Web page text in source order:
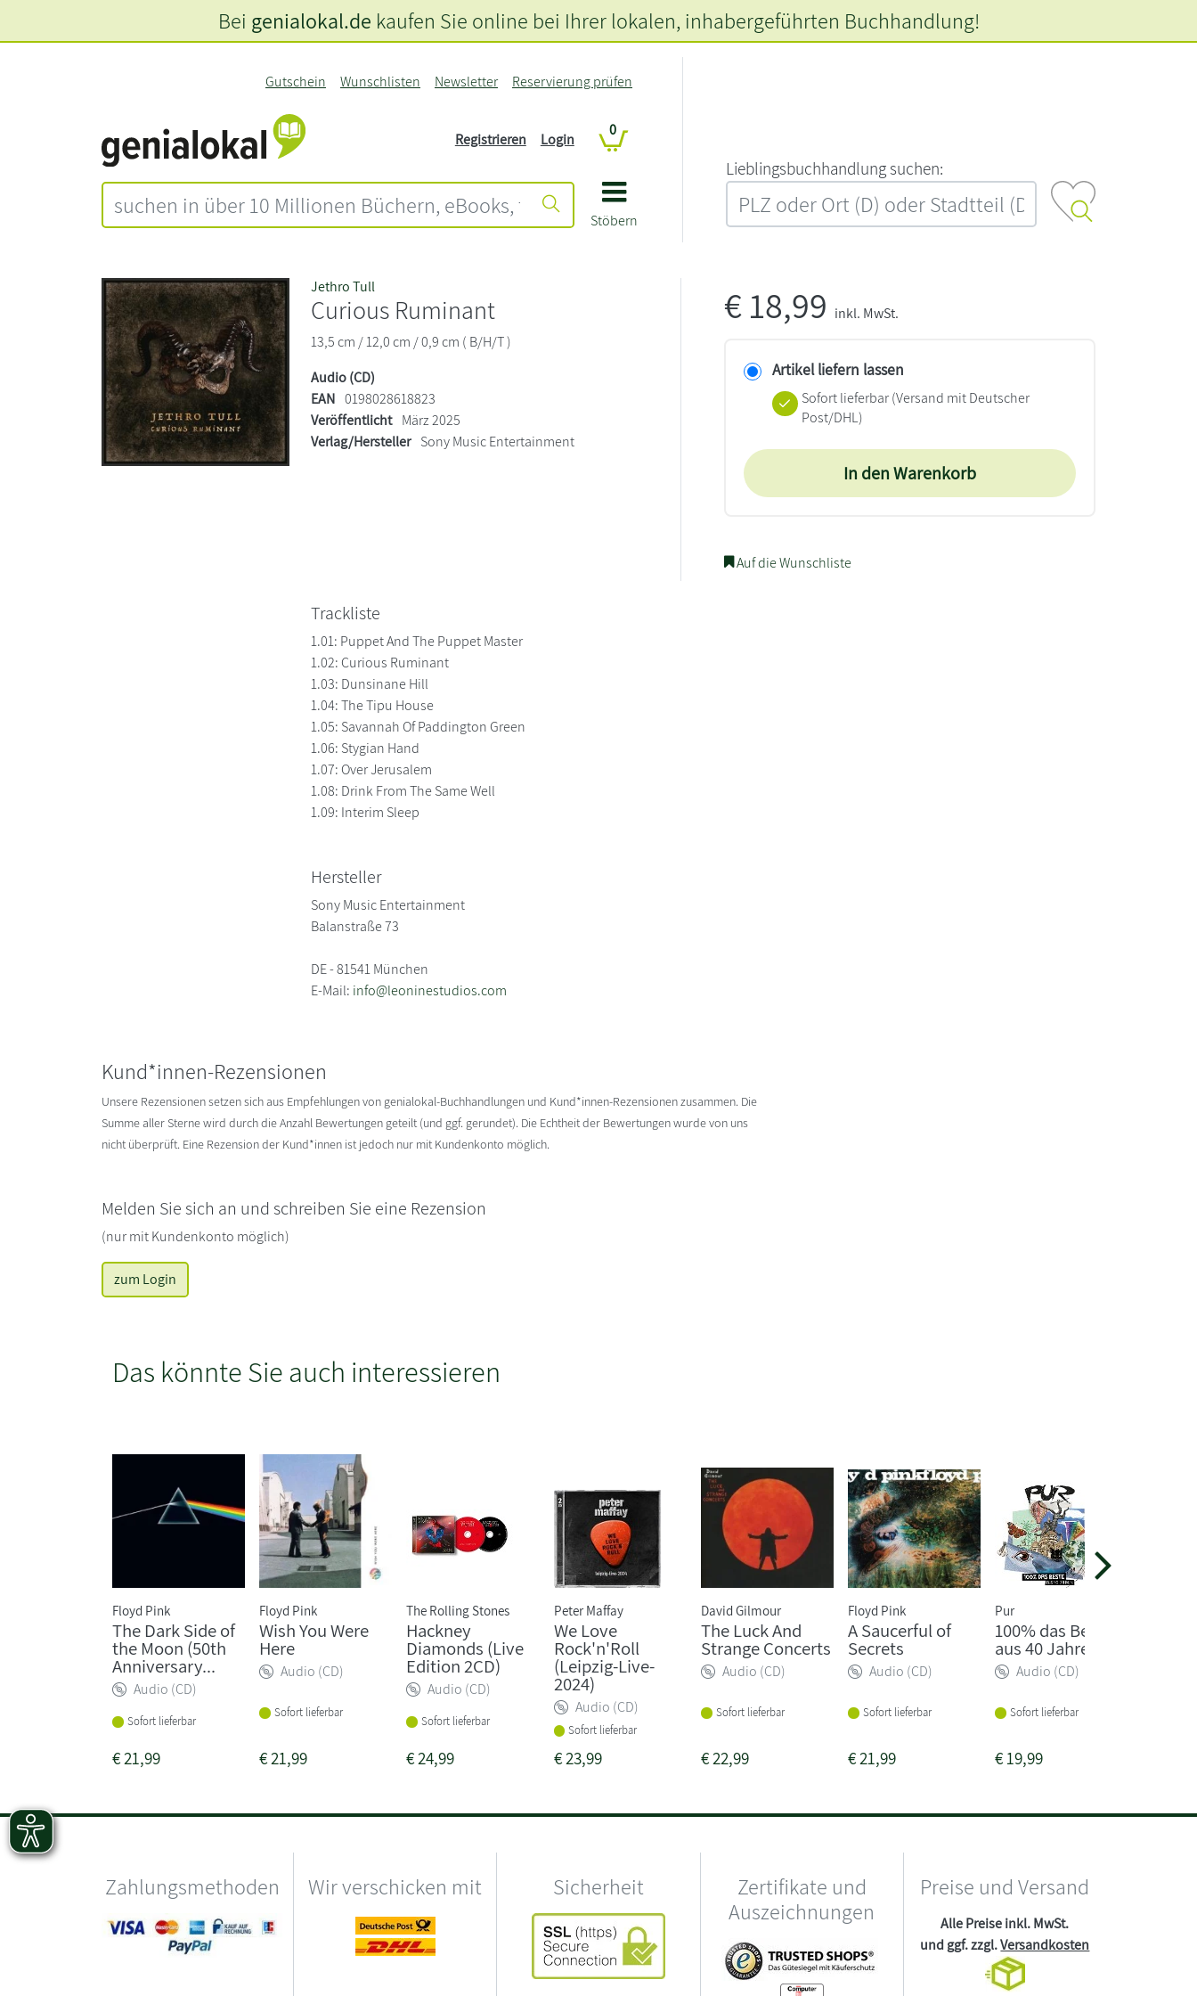
Stöbern
Gutschein Wunschlisten Newsletter Reservierung prüfen
Registrieren Login
0
L‍i‍e‍b‍l‍i‍n‍g‍s‍b‍u‍c‍h‍h‍a‍n‍d‍l‍u‍n‍g‍ ‍s‍u‍c‍h‍e‍n‍:‍
Bei genialokal.de kaufen Sie online bei Ihrer lokalen, inhabergeführten Buchhandlung!
Jethro Tull
Curious Ruminant
13,5 cm / 12,0 cm / 0,9 cm ( B/H/T )
Audio (CD)
EAN 0198028618823
Veröffentlicht März 2025
Verlag/Hersteller Sony Music Entertainment
€18,99 inkl. MwSt.
Artikel liefern lassen
Sofort lieferbar(Versand mit Deutscher
Post/DHL)
In den Warenkorb
Auf die Wunschliste
Trackliste
1.01: Puppet And The Puppet Master
1.02: Curious Ruminant
1.03: Dunsinane Hill
1.04: The Tipu House
1.05: Savannah Of Paddington Green
1.06: Stygian Hand
1.07: Over Jerusalem
1.08: Drink From The Same Well
1.09: Interim Sleep
Hersteller
Sony Music Entertainment
Balanstraße 73
DE - 81541 München
E-Mail: info@leoninestudios.com
Kund*innen-Rezensionen
Unsere Rezensionen setzen sich aus Empfehlungen von genialokal-Buchhandlungen und Kund*innen-Rezensionen zusammen. Die
Summe aller Sterne wird durch die Anzahl Bewertungen geteilt (und ggf. gerundet). Die Echtheit der Bewertungen wurde von uns
nicht überprüft. Eine Rezension der Kund*innen ist jedoch nur mit Kundenkonto möglich.
Melden Sie sich an und schreiben Sie eine Rezension
(nur mit Kundenkonto möglich)
zum Login
Das könnte Sie auch interessieren
Floyd Pink
The Dark Side of
the Moon (50th
Anniversary...
Audio (CD)
Sofort lieferbar
€21,99
Floyd Pink
Wish You Were
Here
Audio (CD)
Sofort lieferbar
€21,99
The Rolling Stones
Hackney
Diamonds (Live
Edition 2CD)
Audio (CD)
Sofort lieferbar
€24,99
Peter Maffay
We Love
Rock'n'Roll
(Leipzig-Live-
2024)
Audio (CD)
Sofort lieferbar
€23,99
David Gilmour
The Luck And
Strange Concerts
Audio (CD)
Sofort lieferbar
€22,99
Floyd Pink
A Saucerful of
Secrets
Audio (CD)
Sofort lieferbar
€21,99
Pur
100% das Beste
aus 40 Jahren
Audio (CD)
Sofort lieferbar
€19,99
Zahlungsmethoden Wir verschicken mit Sicherheit
Zertifikate und
Auszeichnungen
Preise und Versand
Alle Preise inkl. MwSt.
und ggf. zzgl.Versandkosten